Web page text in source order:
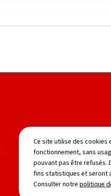
Ce site utilise des cookies
fonctionnement, sans
pouvant pas être refusés.
fins statistiques et seront
Consulter notre politique
Identifiant
Personnel